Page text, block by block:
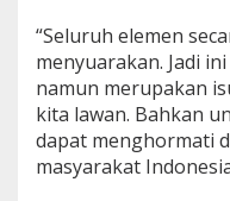
“Seluruh elemen
menyuarakan. Jadi
namun merupakan
kita lawan. Bahkan
dapat menghormati
masyarakat